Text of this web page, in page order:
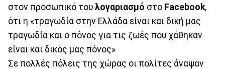
στον προσωπικό του λογαριασμό στο Facebook,
ότι η «τραγωδία στην Ελλάδα είναι και δική μας
τραγωδία και ο πόνος για τις ζωές που χάθηκαν
είναι και δικός μας πόνος»
Σε πολλές πόλεις της χώρας οι πολίτες άναψαν